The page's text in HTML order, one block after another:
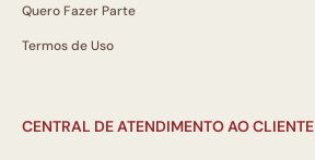
Quero Fazer Parte
Termos de Uso
CENTRAL DE ATENDIMENTO AO CLIENTE